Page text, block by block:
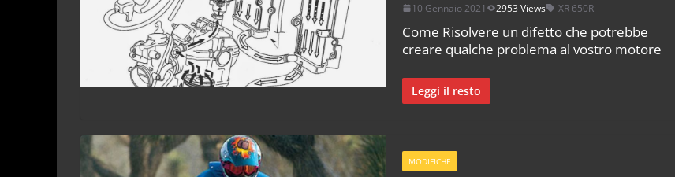
10 Gennaio 2021 2953 Views XR 650R
Come Risolvere un difetto che potrebbe
creare qualche problema al vostro motore
Leggi il resto
MODIFICHE